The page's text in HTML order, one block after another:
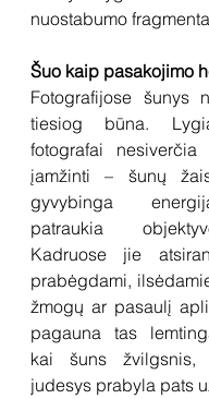
nuostabumo
Šuo kaip pasakojimo
Fotografijose šunys
tiesiog būna.
fotografai
įamžinti – šunų
gyvybinga
patraukia
Kadruose jie
prabėgdami,
žmogų ar pasaulį
pagauna tas
kai šuns žvilgsnis,
judesys prabyla pats